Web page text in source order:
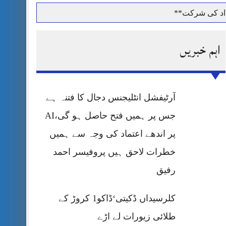
کی شرکت**
پر قربان
پریس کانفرنس
اہم خبریں
آرٹیفشل انٹلیجنس دجال کا فتنہ ہے
جس پر ہمیں فتح حاصل ہو گی،AI
پر اندھے اعتماد کی وجہ سے ہمیں
خطرات لاحق ہیں پروفیسر احمد
رفیق
کلرسیداں ڈکیتی‘ڈاکو1 کروڑ کے
طلائی زیورات لے اڑے